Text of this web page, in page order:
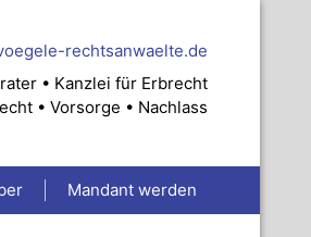
rechtsanwaelte.de
• Kanzlei für Erbrecht
• Vorsorge • Nachlass
Mandant werden